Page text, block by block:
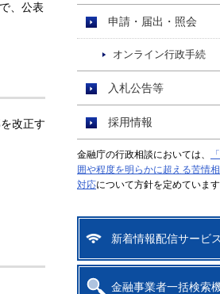
、公表
改正す
申請・届出・照会
オンライン行政手続
入札公告等
採用情報
金融庁の行政相談においては、
囲や程度を明らかに超える苦情
対応について方針を定めています
新着情報配信サービス
金融事業者一括検索